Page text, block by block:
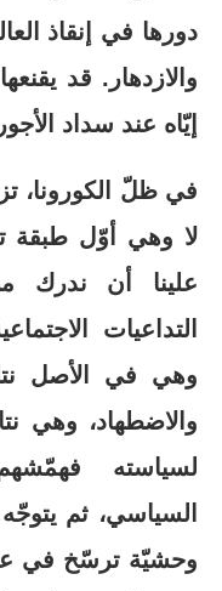
دورها في إنقاذ
والازدهار. قد
إيّاه عند سداد
في ظلّ الكورونا،
لا وهي أوّل طبقة
علينا أن ندرك
التداعيات
وهي في الأصل
والاضطهاد، وهي
لسياسته
السياسي، ثم يتوجّه
وحشيّة ترسّخ في